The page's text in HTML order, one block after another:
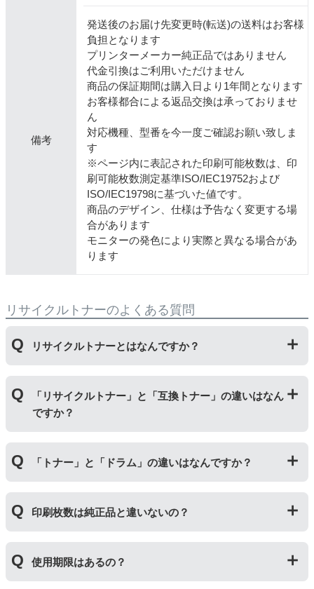
備考
発送後のお届け先変更時(転送)の送料はお客様
負担となります
プリンターメーカー純正品ではありません
代金引換はご利用いただけません
商品の保証期間は購入日より1年間となります
お客様都合による返品交換は承っておりませ
ん
対応機種、型番を今一度ご確認お願い致しま
す
※ページ内に表記された印刷可能枚数は、印
刷可能枚数測定基準ISO/IEC19752および
ISO/IEC19798に基づいた値です。
商品のデザイン、仕様は予告なく変更する場
合があります
モニターの発色により実際と異なる場合があ
ります
リサイクルトナーのよくある質問
リサイクルトナーとはなんですか？
にて洗浄やトナー(粉)充填をしたうえで、再度販売して
いる商品です。
純正品に比べて、印刷代を節約することができます。
「リサイクルトナー」と「互換トナー」の違いはなん
ですか？
ッジを国内で1本づつ丁寧に製造しているため、比較的
不具合の起きにくい商品です。
「互換トナー」は純正品を模して製造された大量生産さ
れた商品のため、お求めやすい価格になっております。
「トナー」と「ドラム」の違いはなんですか？
ートリッジのことです。「ドラム(感光体ユニット)」は
トナーを用紙に写すためのもので、トナーカートリッジ
の器にあたる部分になります。
トナーとドラムはそれぞれ印字できる枚数が異なってい
印刷枚数は純正品と違いないの？
一部型番は、純正品より多く印刷が可能なエコッテオリ
ジナルの【特別増量版】もございます。
使用期限はあるの？